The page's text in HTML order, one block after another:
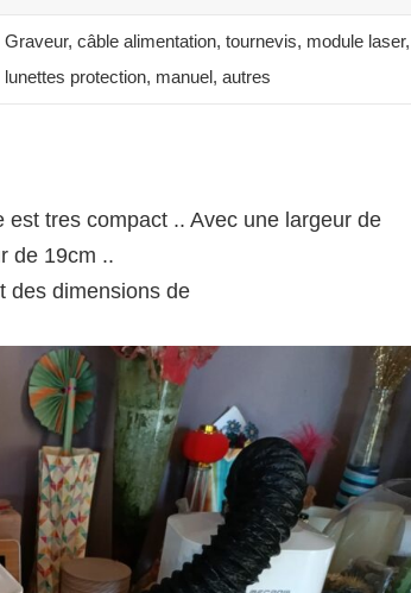
Graveur, câble alimentation, tournevis, module laser,
lunettes protection, manuel, autres
tres compact .. Avec une largeur de
de 19cm ..
des dimensions de